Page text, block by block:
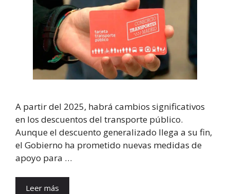
A partir del 2025, habrá cambios significativos
en los descuentos del transporte público.
Aunque el descuento generalizado llega a su fin,
el Gobierno ha prometido nuevas medidas de
apoyo para …
Leer más